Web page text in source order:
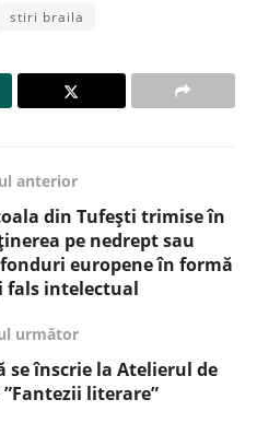
stiri braila
anterior
din Tufești trimise în
pe nedrept sau
europene în formă
fals intelectual
următor
se înscrie la Atelierul de
literare”